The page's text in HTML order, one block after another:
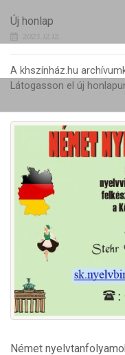
Új honlap
2023.12.12.
A khszínház.hu
Látogasson el új
Német